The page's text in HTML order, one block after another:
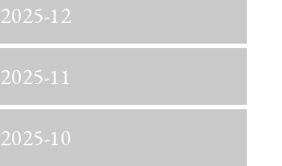
2025-12
2025-11
2025-10